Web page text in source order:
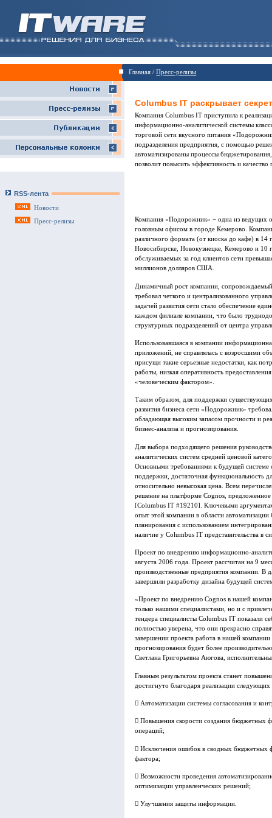
Главная /Пресс-релизы
RSS-лента
Новости
Пресс-релизы
Columbus IT раскрывает
Компания Columbus IT приступила к
информационно-аналитической системы
торговой сети вкусного питания
подразделения предприятия, с помощью
автоматизированы процессы
позволит повысить эффективность и
Компания «Подорожник» − одна из ведущих
головным офисом в городе Кемерово.
различного формата (от киоска до кафе) в 14
Новосибирске, Новокузнецке, Кемерово и 10
обслуживаемых за год клиентов сети
миллионов долларов США.
Динамичный рост компании,
требовал четкого и централизованного
задачей развития сети стало обеспечение
каждом филиале компании, что было
структурных подразделений от центра
Использовавшаяся в компании
приложений, не справлялась с возросшими
присущи такие серьезные недостатки, как
работы, низкая оперативность
«человеческим фактором».
Таким образом, для поддержки
развития бизнеса сети «Подорожник»
обладающая высоким запасом прочности и
бизнес-анализа и прогнозирования.
Для выбора подходящего решения
аналитических систем средней ценовой
Основными требованиями к будущей системе
поддержки, достаточная функциональность
относительно невысокая цена. Всем
решение на платформе Cognos,
[Columbus IT #19210]. Ключевыми
опыт этой компании в области
планирования с использованием
наличие у Columbus IT представительства в
Проект по внедрению информационно-
августа 2006 года. Проект рассчитан на 9
производственные предприятия компании. В
завершили разработку дизайна будущей
«Проект по внедрению Cognos в нашей
только нашими специалистами, но и с
тендера специалисты Columbus IT показали
полностью уверена, что они прекрасно
завершении проекта работа в нашей
прогнозирования будет более
Светлана Григорьевна Аюгова,
Главным результатом проекта станет
достигнуто благодаря реализации следующих
 Автоматизации системы согласования и
 Повышения скорости создания бюджетных
операций;
 Исключения ошибок в сводных бюджетных
фактора;
 Возможности проведения
оптимизации управленческих решений;
 Улучшения защиты информации.